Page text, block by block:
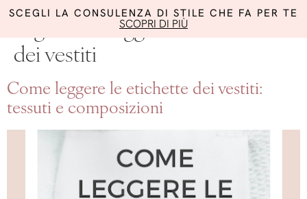
SCEGLI LA CONSULENZA DI STILE CHE FA PER TE
SCOPRI DI PIÙ
come leggere le etichette
dei vestiti
Come leggere le etichette dei vestiti:
tessuti e composizioni